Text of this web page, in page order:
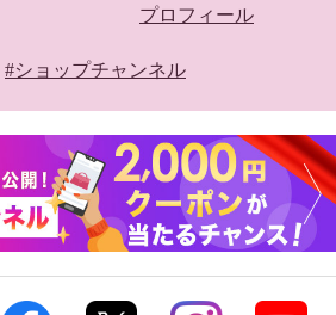
プロフィール
#ショップチャンネル